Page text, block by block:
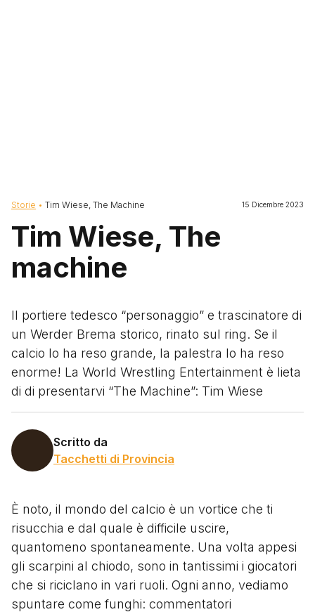
Briciole di pane
Storie Tim Wiese, The Machine 15 Dicembre 2023
Tim Wiese, The
machine
Il portiere tedesco “personaggio” e trascinatore di
un Werder Brema storico, rinato sul ring. Se il
calcio lo ha reso grande, la palestra lo ha reso
enorme! La World Wrestling Entertainment è lieta
di di presentarvi “The Machine”: Tim Wiese
Scritto da
Tacchetti di Provincia
È noto, il mondo del calcio è un vortice che ti
risucchia e dal quale è difficile uscire,
quantomeno spontaneamente. Una volta appesi
gli scarpini al chiodo, sono in tantissimi i giocatori
che si riciclano in vari ruoli. Ogni anno, vediamo
spuntare come funghi: commentatori